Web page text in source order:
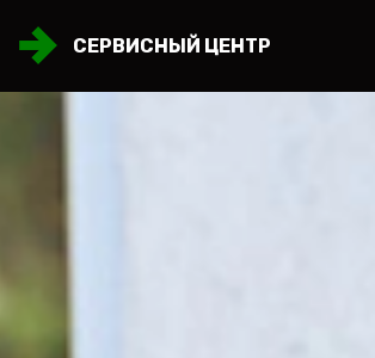
СЕРВИСНЫЙ ЦЕНТР